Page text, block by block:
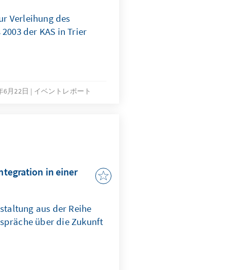
Verleihung des
der KAS in Trier
6月22日 イベントレポート
in einer
aus der Reihe
über die Zukunft